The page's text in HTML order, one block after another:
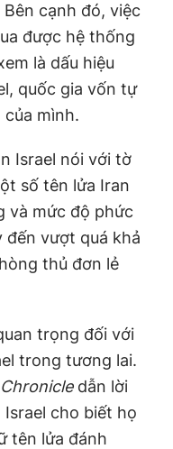
cạnh đó, việc
được hệ thống
là dấu hiệu
quốc gia vốn tự
mình.
Israel nói với tờ
số tên lửa Iran
và mức độ phức
đến vượt quá khả
thủ đơn lẻ
trọng đối với
trong tương lai.
dẫn lời
cho biết họ
tên lửa đánh